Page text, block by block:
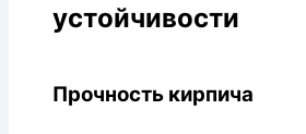
устойчивости
Прочность кирпича